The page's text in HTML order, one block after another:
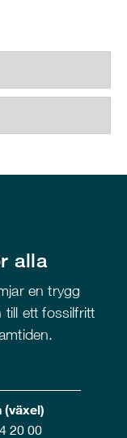
alla
en trygg
till ett fossilfritt
(växel)
20 00